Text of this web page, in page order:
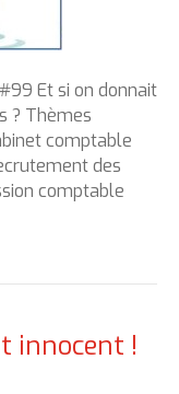
Et si on donnait
? Thèmes
comptable
des
comptable
innocent !